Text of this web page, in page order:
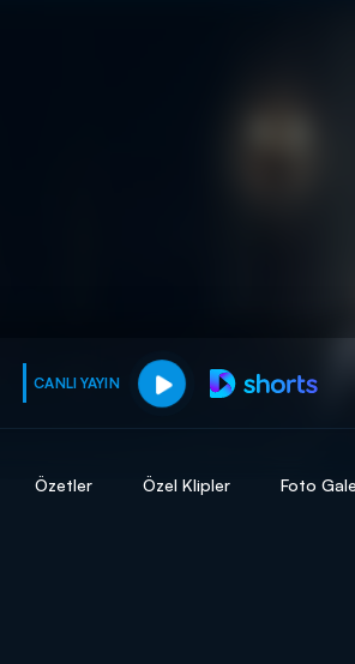
CANLI YAYIN
muhteşem ikili
Özetler Özel Klipler Foto